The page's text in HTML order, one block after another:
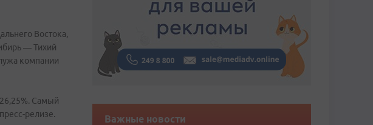
Востока,
— Тихий
компании
Самый
релизе.
Важные новости